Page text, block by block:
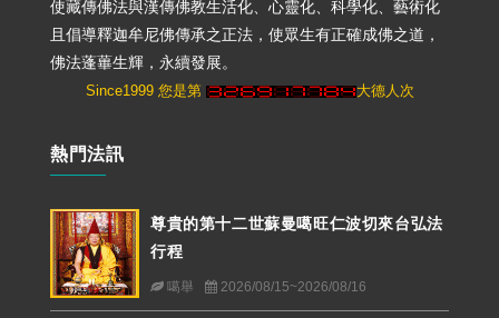
使藏傳佛法與漢傳佛教生活化、心靈化、科學化、藝術化
且倡導釋迦牟尼佛傳承之正法，使眾生有正確成佛之道，
佛法蓬蓽生輝，永續發展。
Since1999 您是第 大德人次
熱門法訊
尊貴的第十二世蘇曼噶旺仁波切來台弘法
行程
噶舉 2026/08/15~2026/08/16